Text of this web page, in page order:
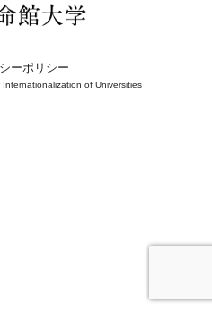
ーポリシー
of Universities